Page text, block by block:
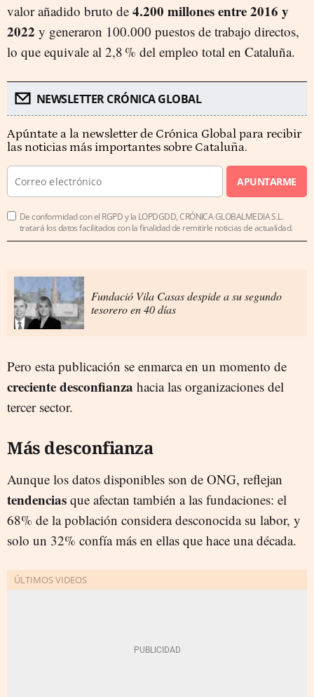
valor añadido bruto de 4.200 millones entre 2016 y
2022 y generaron 100.000 puestos de trabajo directos,
lo que equivale al 2,8 % del empleo total en Cataluña.
NEWSLETTER CRÓNICA GLOBAL
Apúntate a la newsletter de Crónica Global para recibir
las noticias más importantes sobre Cataluña.
APUNTARME
De conformidad con el RGPD y la LOPDGDD, CRÓNICA GLOBALMEDIA S.L.
tratará los datos facilitados con la finalidad de remitirle noticias de actualidad.
Fundació Vila Casas despide a su segundo
tesorero en 40 días
Pero esta publicación se enmarca en un momento de
creciente desconfianza hacia las organizaciones del
tercer sector.
Más desconfianza
Aunque los datos disponibles son de ONG, reflejan
tendencias que afectan también a las fundaciones: el
68% de la población considera desconocida su labor, y
solo un 32% confía más en ellas que hace una década.